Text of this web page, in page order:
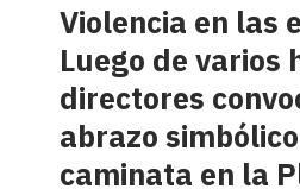
Violencia en las
Luego de varios
directores
abrazo
caminata en la